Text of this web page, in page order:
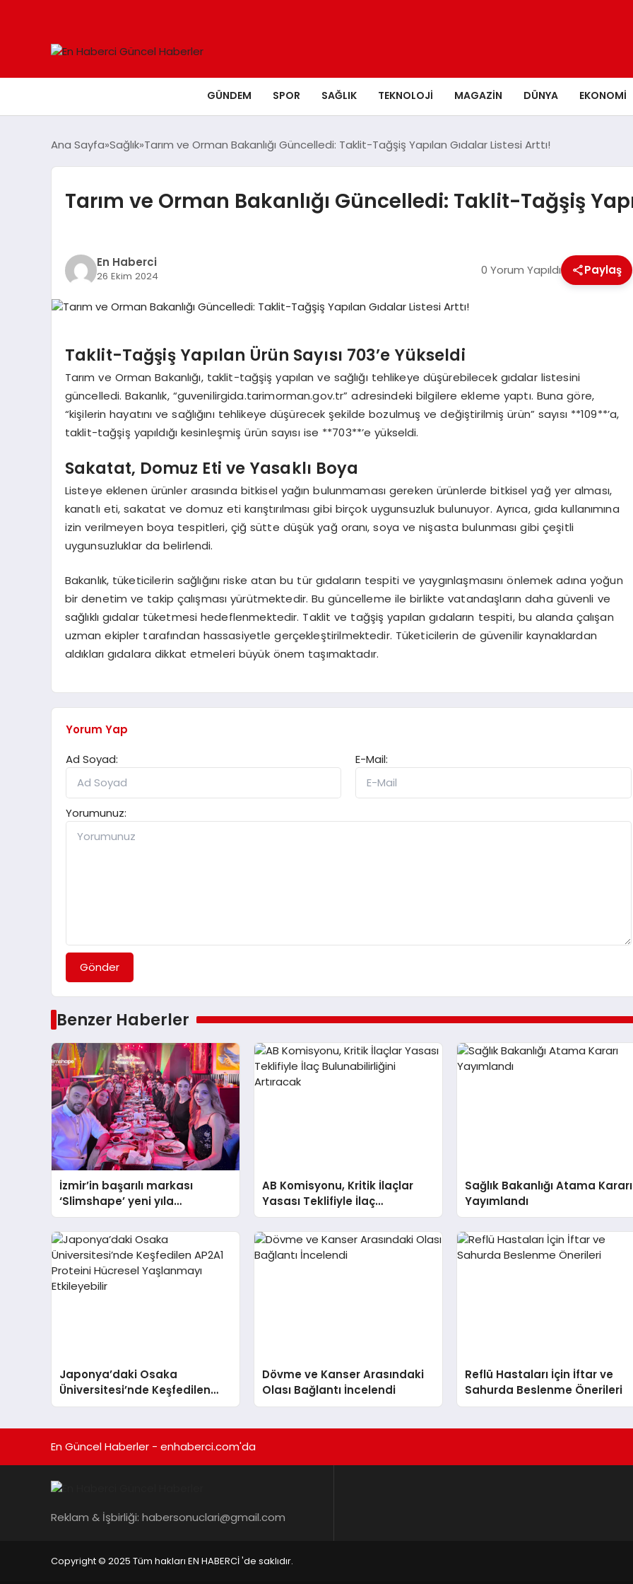
GÜNDEM SPOR SAĞLIK TEKNOLOJI MAGAZIN DÜNYA EKONOMI
Ana Sayfa Sağlık Tarım ve Orman Bakanlığı Güncelledi: Taklit-Tağşiş Yapılan Gıdalar Listesi Arttı!
Tarım ve Orman Bakanlığı Güncelledi: Taklit-Tağşiş
En Haberci
26 Ekim 2024 0 Yorum Yapıldı Paylaş
Taklit-Tağşiş Yapılan Ürün Sayısı 703’e Yükseldi
Tarım ve Orman Bakanlığı, taklit-tağşiş yapılan ve sağlığı tehlikeye düşürebilecek gıdalar listesini
güncelledi. Bakanlık, “guvenilirgida.tarimorman.gov.tr” adresindeki bilgilere ekleme yaptı. Buna göre,
“kişilerin hayatını ve sağlığını tehlikeye düşürecek şekilde bozulmuş ve değiştirilmiş ürün” sayısı **109**’a,
taklit-tağşiş yapıldığı kesinleşmiş ürün sayısı ise **703**’e yükseldi.
Sakatat, Domuz Eti ve Yasaklı Boya
Listeye eklenen ürünler arasında bitkisel yağın bulunmaması gereken ürünlerde bitkisel yağ yer alması,
kanatlı eti, sakatat ve domuz eti karıştırılması gibi birçok uygunsuzluk bulunuyor. Ayrıca, gıda kullanımına
izin verilmeyen boya tespitleri, çiğ sütte düşük yağ oranı, soya ve nişasta bulunması gibi çeşitli
uygunsuzluklar da belirlendi.
Bakanlık, tüketicilerin sağlığını riske atan bu tür gıdaların tespiti ve yaygınlaşmasını önlemek adına yoğun
bir denetim ve takip çalışması yürütmektedir. Bu güncelleme ile birlikte vatandaşların daha güvenli ve
sağlıklı gıdalar tüketmesi hedeflenmektedir. Taklit ve tağşiş yapılan gıdaların tespiti, bu alanda çalışan
uzman ekipler tarafından hassasiyetle gerçekleştirilmektedir. Tüketicilerin de güvenilir kaynaklardan
aldıkları gıdalara dikkat etmeleri büyük önem taşımaktadır.
Yorum Yap
Ad Soyad:
E-Mail:
Yorumunuz:
Gönder
Benzer Haberler
İzmir’in başarılı markası
‘Slimshape’ yeni yıla
müjdelerle girdi!
AB Komisyonu, Kritik İlaçlar
Yasası Teklifiyle İlaç
Bulunabilirliğini Artıracak
Sağlık Bakanlığı Atama Kararı
Yayımlandı
Japonya’daki Osaka
Üniversitesi’nde Keşfedilen
AP2A1 Proteini Hücresel
Dövme ve Kanser Arasındaki
Olası Bağlantı İncelendi
Reflü Hastaları İçin İftar ve
Sahurda Beslenme Önerileri
En Güncel Haberler - enhaberci.com'da
Reklam & İşbirliği: habersonuclari@gmail.com
Copyright © 2025 Tüm hakları EN HABERCİ 'de saklıdır.